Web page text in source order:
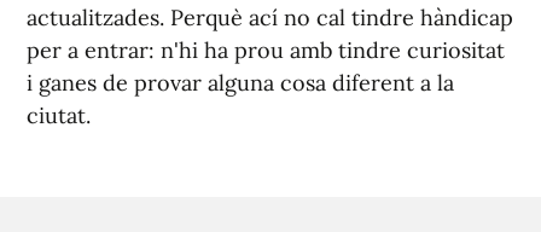
actualitzades. Perquè ací no cal tindre hàndicap
per a entrar: n'hi ha prou amb tindre curiositat
i ganes de provar alguna cosa diferent a la
ciutat.